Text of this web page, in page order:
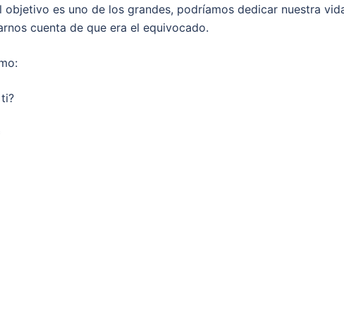
es uno de los grandes, podríamos dedicar nuestra
cuenta de que era el equivocado.